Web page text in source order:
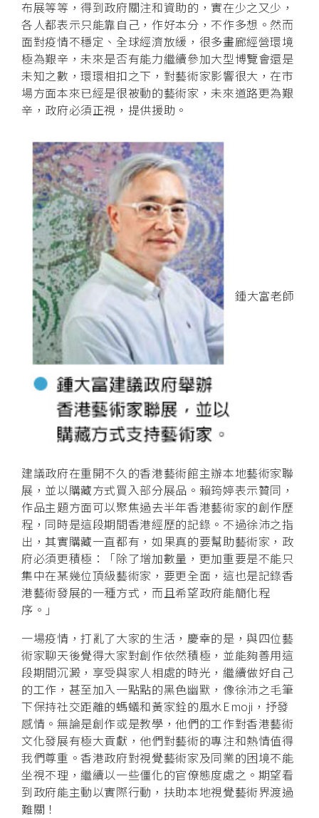
布展等等，得到政府關注和資助的，實在少之又少，
各人都表示只能靠自己，作好本分，不作多想。然而
面對疫情不穩定、全球經濟放緩，很多畫廊經營環境
極為艱辛，未來是否有能力繼續參加大型博覽會還是
未知之數，環環相扣之下，對藝術家影響很大，在市
場方面本來已經是很被動的藝術家，未來道路更為艱
辛，政府必須正視，提供援助。
鍾大富老師
建議政府在重開不久的香港藝術館主辦本地藝術家聯
展，並以購藏方式買入部分展品。賴筠婷表示贊同，
作品主題方面可以聚焦過去半年香港藝術家的創作歷
程，同時是這段期間香港經歷的記錄。不過徐沛之指
出，其實購藏一直都有，如果真的要幫助藝術家，政
府必須更積極：「除了增加數量，更加重要是不能只
集中在某幾位頂級藝術家，要更全面，這也是記錄香
港藝術發展的一種方式，而且希望政府能簡化程
序。」
一場疫情，打亂了大家的生活，慶幸的是，與四位藝
術家聊天後覺得大家對創作依然積極，並能夠善用這
段期間沉澱，享受與家人相處的時光，繼續做好自己
的工作，甚至加入一點點的黑色幽默，像徐沛之毛筆
下保持社交距離的螞蟻和黃家銓的風水Emoji，抒發
感情。無論是創作或是教學，他們的工作對香港藝術
文化發展有極大貢獻，他們對藝術的專注和熱情值得
我們尊重。香港政府對視覺藝術家及同業的困境不能
坐視不理，繼續以一些僵化的官僚態度處之。期望看
到政府能主動以實際行動，扶助本地視覺藝術界渡過
難關！